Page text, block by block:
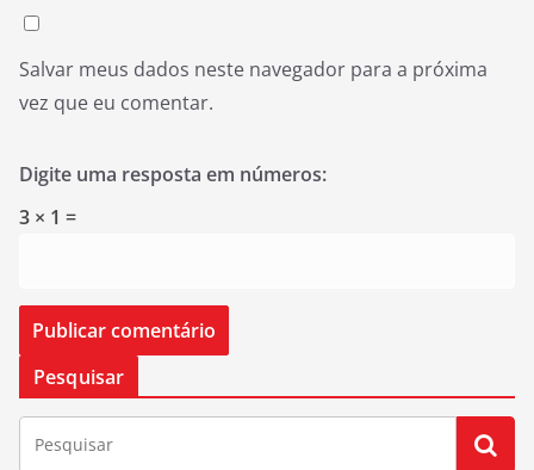
Salvar meus dados neste navegador para a próxima
vez que eu comentar.
Digite uma resposta em números:
3 × 1 =
Pesquisar